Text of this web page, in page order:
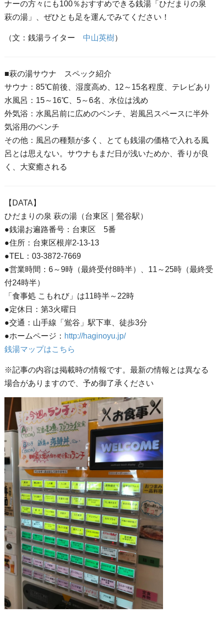
ナーの方々にも100％おすすめできる銭湯「ひだまりの泉
萩の湯」、ぜひとも足を運んでみてください！
（文：銭湯ライター 中山英樹）
■萩の湯サウナ スペック紹介
サウナ：85℃前後、湿度高め、12～15名程度、テレビあり
水風呂：15～16℃、5～6名、水位は浅め
外気浴：水風呂前に広めのベンチ、岩風呂スペースに半外
気浴用のベンチ
その他：風呂の種類が多く、とても銭湯の価格で入れる風
呂とは思えない。サウナもまだ日が浅いためか、香りが良
く、大変癒される
【DATA】
ひだまりの泉 萩の湯（台東区｜鶯谷駅）
●銭湯お遍路番号：台東区 5番
●住所：台東区根岸2-13-13
●TEL：03-3872-7669
●営業時間：6～9時（最終受付8時半）、11～25時（最終受
付24時半）
「食事処 こもれび」は11時半～22時
●定休日：第3火曜日
●交通：山手線「鴬谷」駅下車、徒歩3分
●ホームページ： http://haginoyu.jp/
銭湯マップはこちら
※記事の内容は掲載時の情報です。最新の情報とは異なる
場合がありますので、予め御了承ください